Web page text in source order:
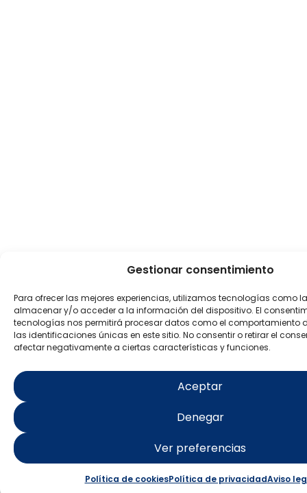
Gestionar consentimiento
Para ofrecer las mejores experiencias, utilizamos tecnologías como
almacenar y/o acceder a la información del dispositivo. El
tecnologías nos permitirá procesar datos como el comportamiento
las identificaciones únicas en este sitio. No consentir o retirar el
afectar negativamente a ciertas características y funciones.
Aceptar
Denegar
Ver preferencias
Política de cookiesPolítica de privacidadAviso